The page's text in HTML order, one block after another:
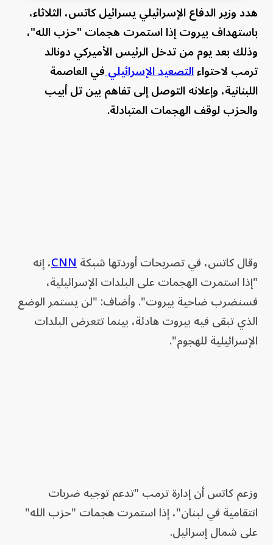
هدد وزير الدفاع الإسرائيلي يسرائيل كاتس، الثلاثاء،
باستهداف بيروت إذا استمرت هجمات "حزب الله"،
وذلك بعد يوم من تدخل الرئيس الأميركي دونالد
ترمب لاحتواءالتصعيد الإسرائيليفي العاصمة
اللبنانية، وإعلانه التوصل إلى تفاهم بين تل أبيب
والحزب لوقف الهجمات المتبادلة.
وقال كاتس، في تصريحات أوردتها شبكةCNN، إنه
"إذا استمرت الهجمات على البلدات الإسرائيلية،
فسنضرب ضاحية بيروت". وأضاف: "لن يستمر الوضع
الذي تبقى فيه بيروت هادئة، بينما تتعرض البلدات
الإسرائيلية للهجوم".
وزعم كاتس أن إدارة ترمب "تدعم توجيه ضربات
انتقامية في لبنان"، إذا استمرت هجمات "حزب الله"
على شمال إسرائيل.